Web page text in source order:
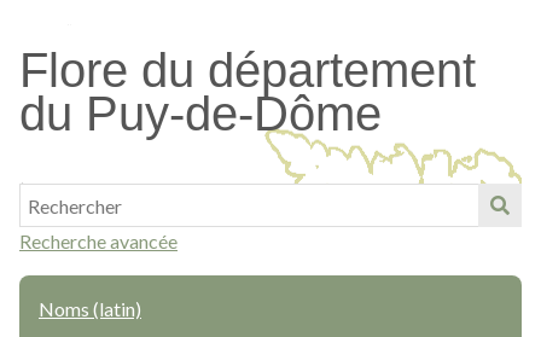
contenu
principal
Flore du département
du Puy-de-Dôme
Recherche avancée
Noms (latin)